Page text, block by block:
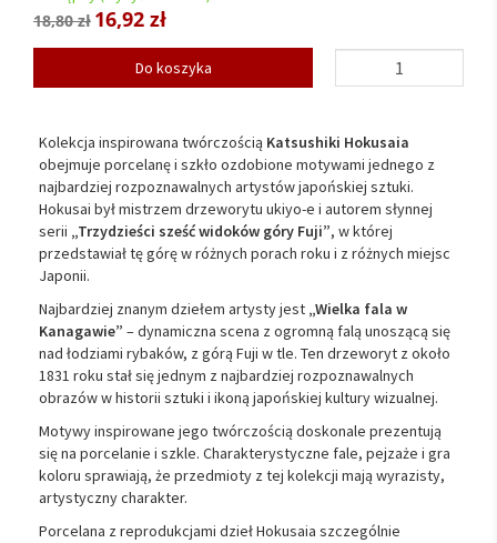
18,80 zł 16,92 zł
Do koszyka
Kolekcja inspirowana twórczością Katsushiki Hokusaia
obejmuje porcelanęi szkło ozdobione motywami jednego z
najbardziej rozpoznawalnych artystówjapońskiej sztuki.
Hokusai byłmistrzem drzeworytu ukiyo-e i autorem słynnej
serii „Trzydzieści sześćwidoków góry Fuji”, wktórej
przedstawiałtęgóręwróżnych porach roku i zróżnych miejsc
Japonii.
Najbardziej znanym dziełem artystyjest „Wielka fala w
Kanagawie” –dynamiczna scena zogromną falą unoszącą się
nad łodziami rybaków, zgórą Fuji wtle. Ten drzeworyt zokoło
1831 roku stałsięjednym znajbardziej rozpoznawalnych
obrazówwhistorii sztuki i ikoną japońskiej kulturywizualnej.
Motywyinspirowane jego twórczością doskonale prezentują
sięna porcelanie i szkle. Charakterystyczne fale, pejzaże i gra
koloru sprawiają, że przedmioty ztej kolekcji mają wyrazisty,
artystycznycharakter.
Porcelana zreprodukcjami dziełHokusaia szczególnie